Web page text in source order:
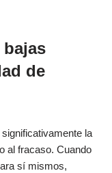
de
la
al fracaso. Cuando
sí mismos,